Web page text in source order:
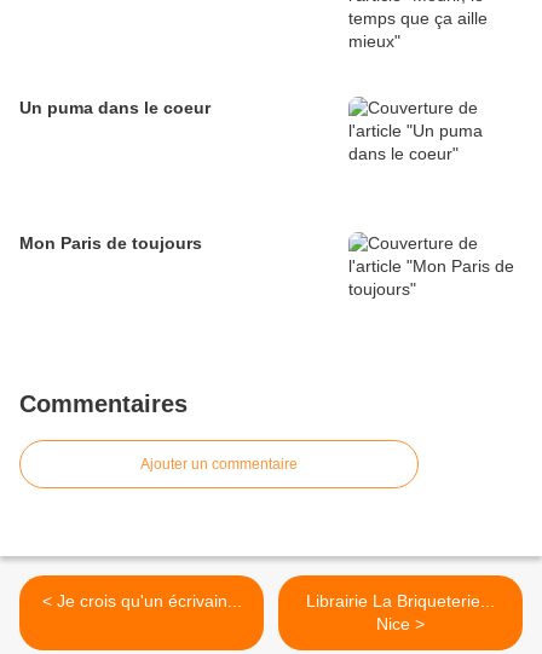
Un puma dans le coeur
Mon Paris de toujours
Commentaires
Ajouter un commentaire
< Je crois qu'un écrivain...
Librairie La Briqueterie...
Nice >